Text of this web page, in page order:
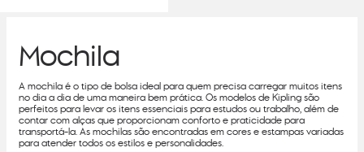
Mochila
A mochila é o tipo de bolsa ideal para quem precisa carregar muitos itens
no dia a dia de uma maneira bem prática. Os modelos de Kipling são
perfeitos para levar os itens essenciais para estudos ou trabalho, além de
contar com alças que proporcionam conforto e praticidade para
transportá-la. As mochilas são encontradas em cores e estampas variadas
para atender todos os estilos e personalidades.